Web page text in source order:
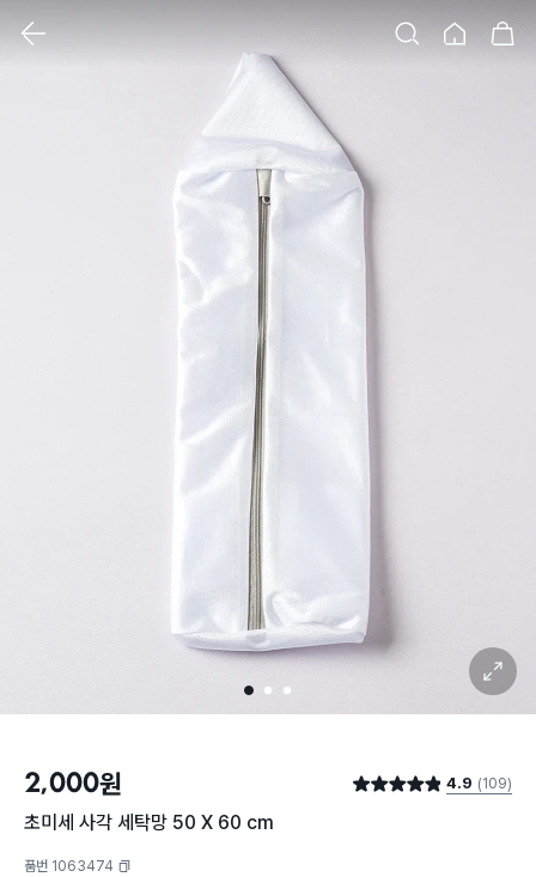
1 2 3
확대 보기
2,000원 별점 4.9점 4.9 (109)
초미세 사각 세탁망 50 X 60 cm
품번 1063474